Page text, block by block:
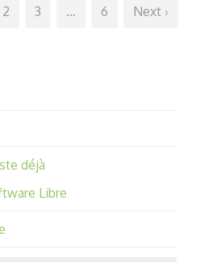
2 3 … 6 Next ›
déjà
Libre